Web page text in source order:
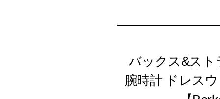
バックス&スト
腕時計 ドレス